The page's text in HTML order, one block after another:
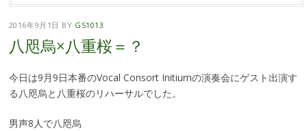
2016年9月1日 BY GS1013
八咫烏×八重桜＝？
今日は9月9日本番のVocal Consort Initiumの演奏会にゲスト出演す
る八咫烏と八重桜のリハーサルでした。
男声8人で八咫烏